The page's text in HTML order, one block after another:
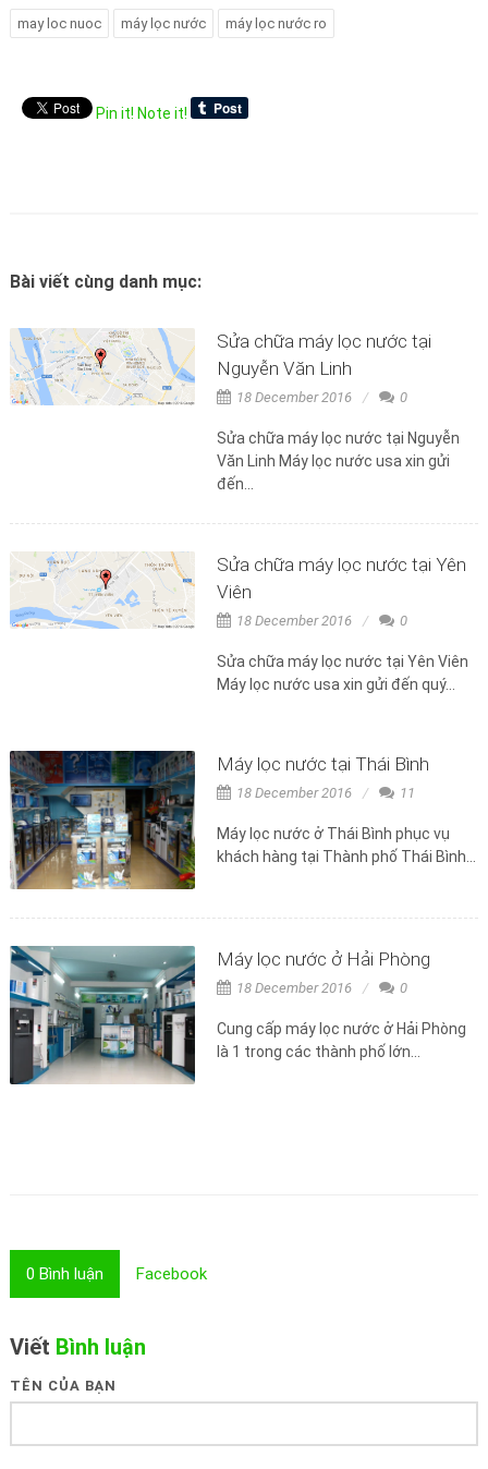
may loc nuoc máy lọc nước máy lọc nước ro
Pin it! Note it!
Bài viết cùng danh mục:
Sửa chữa máy lọc nước tại
Nguyễn Văn Linh
18 December 2016 0
Sửa chữa máy lọc nước tại Nguyễn
Văn Linh Máy lọc nước usa xin gửi
đến...
Sửa chữa máy lọc nước tại Yên
Viên
18 December 2016 0
Sửa chữa máy lọc nước tại Yên Viên
Máy lọc nước usa xin gửi đến quý...
Máy lọc nước tại Thái Bình
18 December 2016 11
Máy lọc nước ở Thái Bình phục vụ
khách hàng tại Thành phố Thái Bình...
Máy lọc nước ở Hải Phòng
18 December 2016 0
Cung cấp máy lọc nước ở Hải Phòng
là 1 trong các thành phố lớn...
0 Bình luận Facebook
Viết Bình luận
TÊN CỦA BẠN